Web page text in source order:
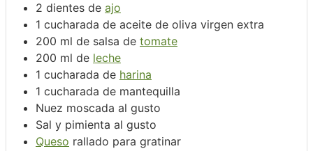
2 dientes de ajo
1 cucharada de aceite de oliva virgen extra
200 ml de salsa de tomate
200 ml de leche
1 cucharada de harina
1 cucharada de mantequilla
Nuez moscada al gusto
Sal y pimienta al gusto
Queso rallado para gratinar